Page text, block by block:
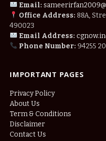
Email:
Office Address: 88A,
490023
Email Address:
Phone Number: 94255
IMPORTANT PAGES
Privacy Policy
About Us
Term & Conditions
Disclaimer
Contact Us